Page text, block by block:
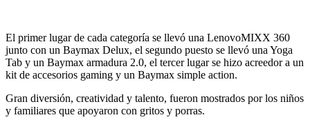
El primer lugar de cada categoría se llevó una LenovoMIXX 360
junto con un Baymax Delux, el segundo puesto se llevó una Yoga
Tab y un Baymax armadura 2.0, el tercer lugar se hizo acreedor a un
kit de accesorios gaming y un Baymax simple action.
Gran diversión, creatividad y talento, fueron mostrados por los niños
y familiares que apoyaron con gritos y porras.